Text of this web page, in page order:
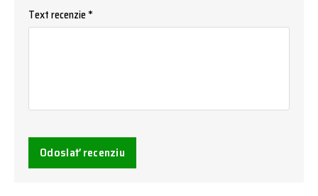
Text recenzie *
Odoslať recenziu